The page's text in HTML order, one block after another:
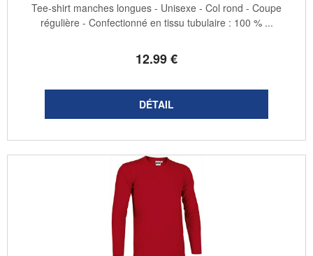
12.99€
Tee-shirt manches longues - Unisexe - Col rond - Coupe
régulière - Confectionné en tissu tubulaire : 100 % ...